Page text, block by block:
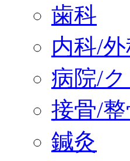
歯科
内科/
病院/
接骨/整
鍼灸